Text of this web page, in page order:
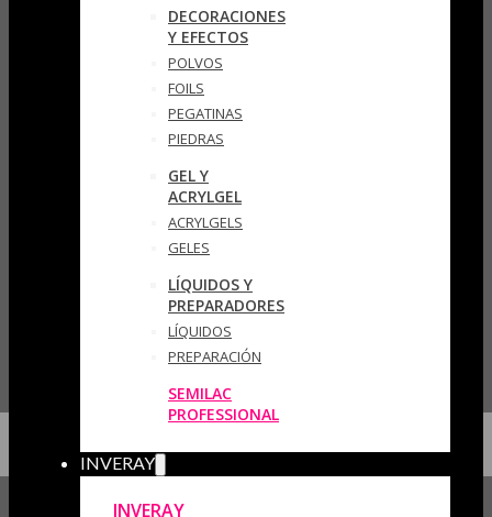
DECORACIONES
Y EFECTOS
POLVOS
FOILS
PEGATINAS
PIEDRAS
GEL Y
ACRYLGEL
ACRYLGELS
GELES
LÍQUIDOS Y
PREPARADORES
LÍQUIDOS
PREPARACIÓN
SEMILAC
PROFESSIONAL
INVERAY
INVERAY